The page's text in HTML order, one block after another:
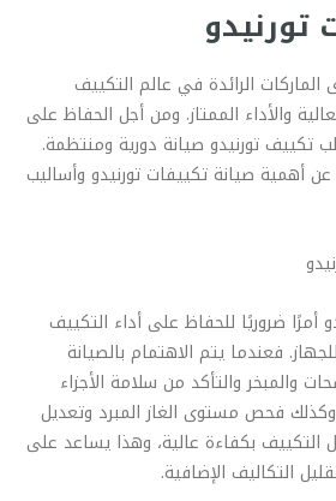
تورنيدو
الرائدة في عالم التكييف
والأداء الممتاز. ومن أجل الحفاظ على
تكييف تورنيدو صيانة دورية ومنتظمة.
أهمية صيانة تكييفات تورنيدو وأساليب
أمرًا ضروريًا للحفاظ على أداء التكييف
فعندما يتم الاهتمام بالصيانة
والمبخر والتأكد من سلامة الأجزاء
وكذلك فحص مستوى الغاز المبرد وتعديل
بكفاءة عالية، وهذا يساعد على
التكاليف الإضافية.